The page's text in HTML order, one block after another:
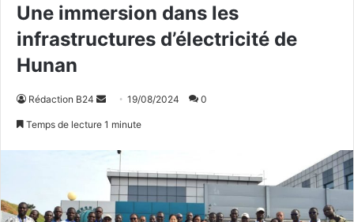
Une immersion dans les
infrastructures d’électricité de
Hunan
Rédaction B24
y
e
r
19/08/2024 0
Temps de lecture 1 minute